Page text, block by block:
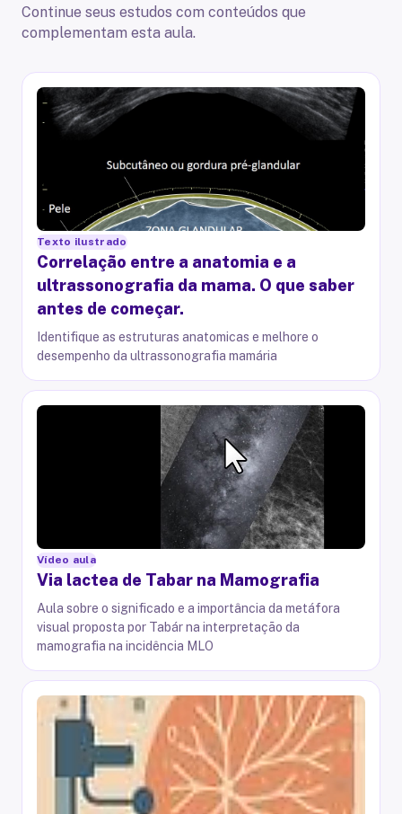
Continue seus estudos com conteúdos que
complementam esta aula.
Texto ilustrado
Correlação entre a anatomia e a
ultrassonografia da mama. O que saber
antes de começar.
Identifique as estruturas anatomicas e melhore o
desempenho da ultrassonografia mamária
Vídeo aula
Via lactea de Tabar na Mamografia
Aula sobre o significado e a importância da metáfora
visual proposta por Tabár na interpretação da
mamografia na incidência MLO